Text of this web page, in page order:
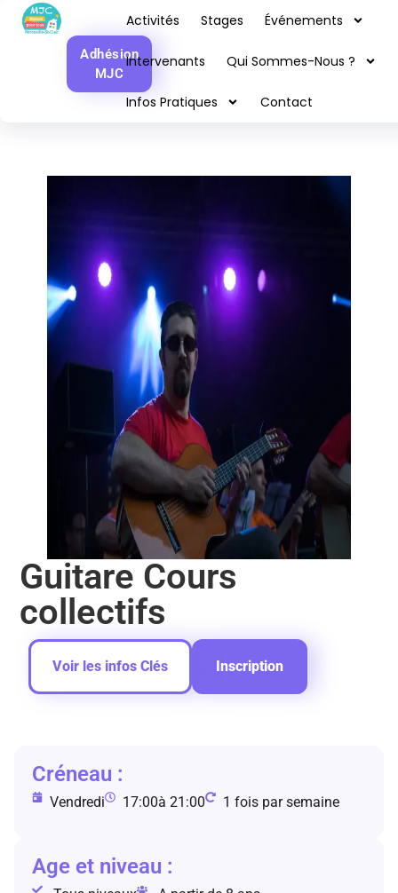
Activités Stages Événements
Intervenants Qui Sommes-Nous ?
Infos Pratiques Contact
Adhésion
MJC
Guitare Cours collectifs
Guitare Cours
collectifs
Inscription
Voir les infos Clés
Créneau :
Vendredi 17:00à 21:00 1 fois par semaine
Age et niveau :